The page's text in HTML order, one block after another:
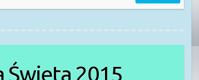
Święta 2015